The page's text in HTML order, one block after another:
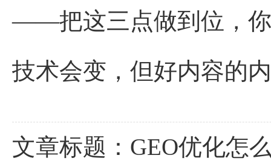
——把这三点做到位，你
技术会变，但好内容的
文章标题：GEO优化怎